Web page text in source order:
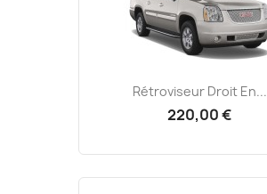
Rétroviseur Droit En...
220,00 €